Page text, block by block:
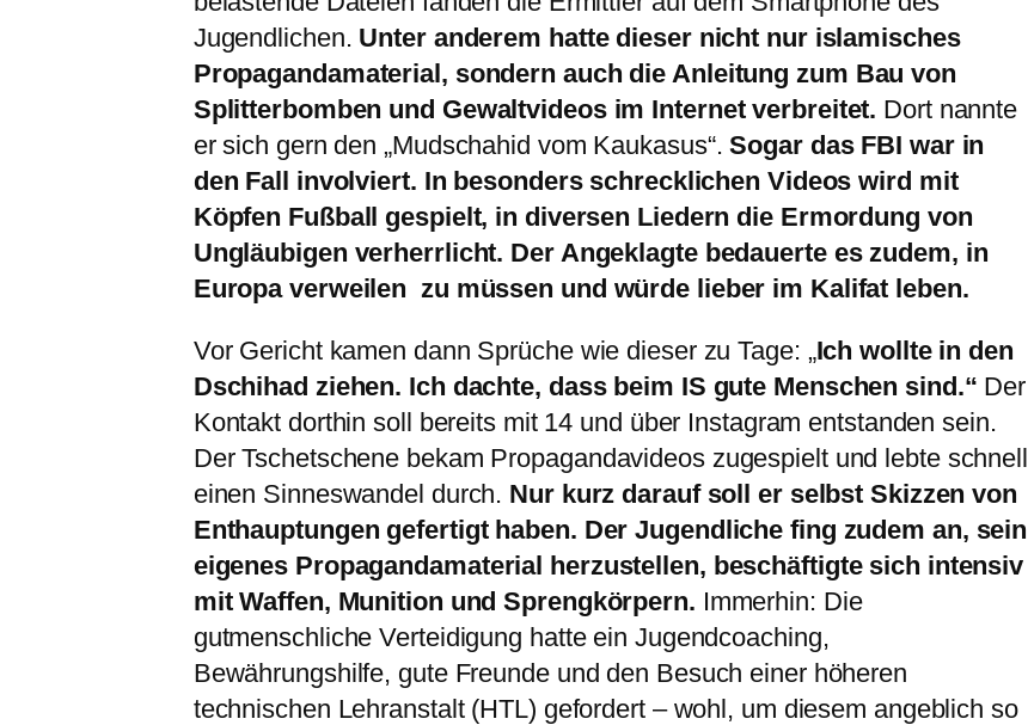
Jugendlichen. Unter anderem hatte dieser nicht nur islamisches
Propagandamaterial, sondern auch die Anleitung zum Bau von
Splitterbomben und Gewaltvideos im Internet verbreitet. Dort nannte
er sich gern den „Mudschahid vom Kaukasus“.Sogar das FBI war in
den Fall involviert. In besonders schrecklichen Videos wird mit
Köpfen Fußball gespielt, in diversen Liedern die Ermordung von
Ungläubigen verherrlicht. Der Angeklagte bedauerte es zudem, in
Europa verweilen zu müssen und würde lieber im Kalifat leben.
Vor Gericht kamen dann Sprüche wie dieser zu Tage: „Ich wollte in den
Dschihad ziehen. Ich dachte, dass beim IS gute Menschen sind.“ Der
Kontakt dorthin soll bereits mit 14 und über Instagram entstanden sein.
Der Tschetschene bekam Propagandavideos zugespielt und lebte schnell
einen Sinneswandel durch. Nur kurz darauf soll er selbst Skizzen von
Enthauptungen gefertigt haben. Der Jugendliche fing zudem an, sein
eigenes Propagandamaterial herzustellen, beschäftigte sich intensiv
mit Waffen, Munition und Sprengkörpern. Immerhin: Die
gutmenschliche Verteidigung hatte ein Jugendcoaching,
Bewährungshilfe, gute Freunde und den Besuch einer höheren
technischen Lehranstalt (HTL) gefordert – wohl, um diesem angeblich so